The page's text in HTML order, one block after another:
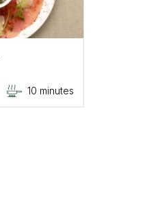
10 minutes